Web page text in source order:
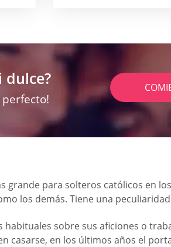
dulce?
para solteros católicos en
los demás. Tiene una
sobre sus aficiones o
casarse, en los últimos años el